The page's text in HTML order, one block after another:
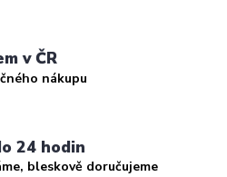
v ČR
nákupu
24 hodin
bleskově doručujeme